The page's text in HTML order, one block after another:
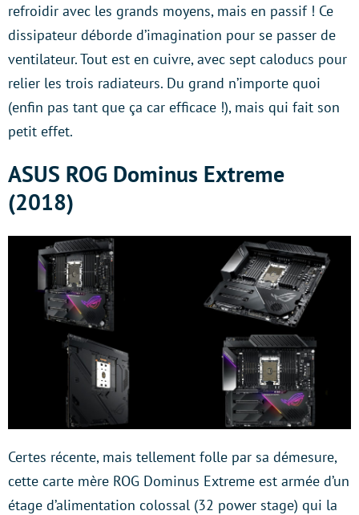
refroidir avec les grands moyens, mais en passif ! Ce
dissipateur déborde d’imagination pour se passer de
ventilateur. Tout est en cuivre, avec sept caloducs pour
relier les trois radiateurs. Du grand n’importe quoi
(enfin pas tant que ça car efficace !), mais qui fait son
petit effet.
ASUS ROG Dominus Extreme
(2018)
Certes récente, mais tellement folle par sa démesure,
cette carte mère ROG Dominus Extreme est armée d’un
étage d’alimentation colossal (32 power stage) qui la